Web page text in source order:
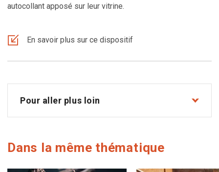
autocollant apposé sur leur vitrine.
En savoir plus sur ce dispositif
Pour aller plus loin
Dans la même thématique